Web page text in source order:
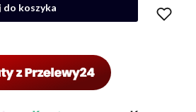
do koszyka